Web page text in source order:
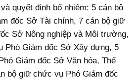
quyết định bổ nhiệm: 5 cán bộ
đốc Sở Tài chính, 7 cán bộ giữ
Sở Nông nghiệp và Môi trường,
Phó Giám đốc Sở Xây dựng, 5
Giám đốc Sở Văn hóa, Thể
bộ giữ chức vụ Phó Giám đốc